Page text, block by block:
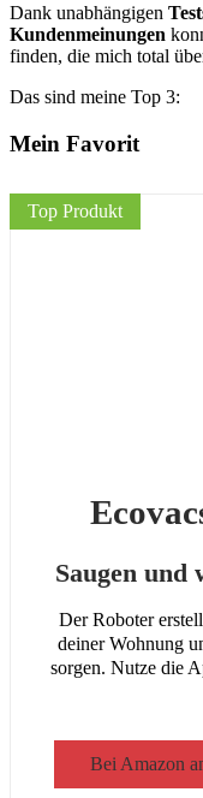
Dank unabhängigen
Kundenmeinungen
finden, die mich total
Das sind meine Top 3:
Mein Favorit
Top Produkt
Saugen und
Der Roboter
deiner Wohnung
sorgen. Nutze die
Bei Amazon